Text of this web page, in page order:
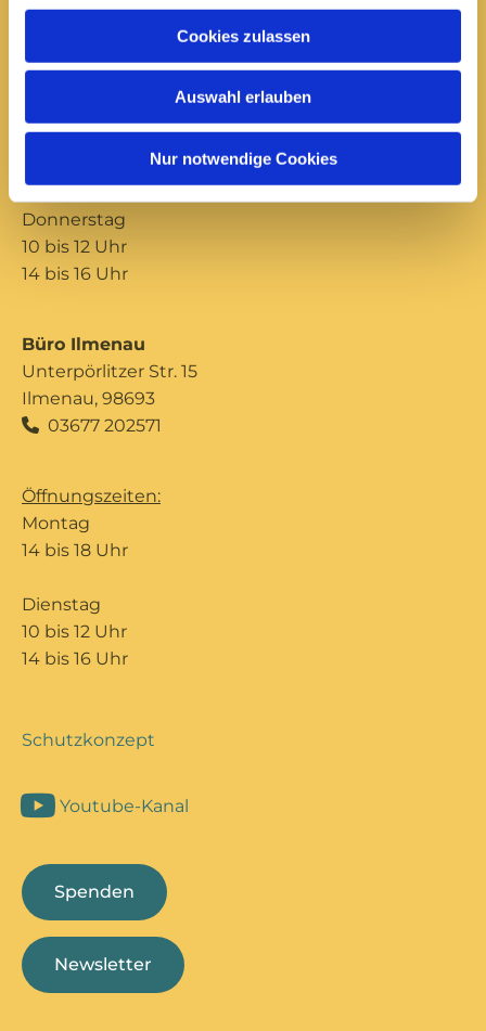
Cookies zulassen
Auswahl erlauben
Nur notwendige Cookies
03628 602285
10 bis 12 Uhr
Donnerstag
10 bis 12 Uhr
14 bis 16 Uhr
Büro Ilmenau
Unterpörlitzer Str. 15
Ilmenau, 98693
 03677 202571
Öffnungszeiten:
Montag
14 bis 18 Uhr
Dienstag
10 bis 12 Uhr
14 bis 16 Uhr
Schutzkonzept
Youtube-Kanal
Spenden
Newsletter